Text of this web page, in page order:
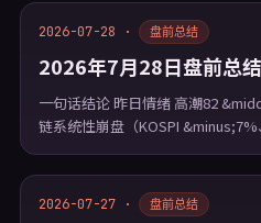
2026-07-28 · 盘前总结
2026年7月28日盘前总结
一句话结论 昨日情绪 高潮82
链系统性崩盘（KOSPI
2026-07-27 · 盘前总结